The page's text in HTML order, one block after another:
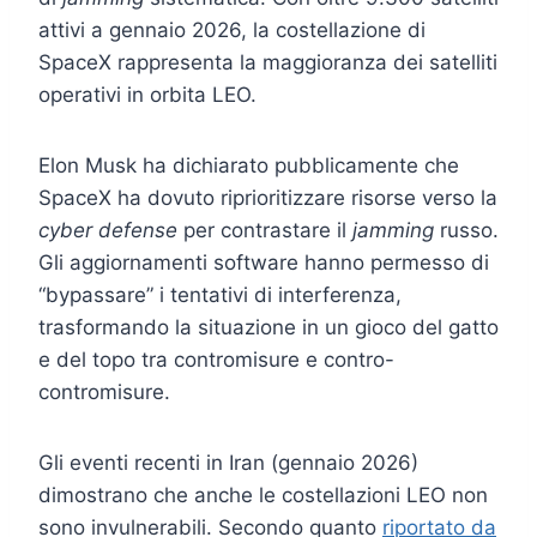
attivi a gennaio 2026, la costellazione di
SpaceX rappresenta la maggioranza dei satelliti
operativi in orbita LEO.
Elon Musk ha dichiarato pubblicamente che
SpaceX ha dovuto riprioritizzare risorse verso la
cyber defense per contrastare il jamming russo.
Gli aggiornamenti software hanno permesso di
“bypassare” i tentativi di interferenza,
trasformando la situazione in un gioco del gatto
e del topo tra contromisure e contro-
contromisure.
Gli eventi recenti in Iran (gennaio 2026)
dimostrano che anche le costellazioni LEO non
sono invulnerabili. Secondo quanto riportato da